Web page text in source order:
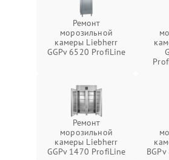
Ремонт
морозильной
камеры Liebherr
GGPv 6520 ProfiLine
Ремонт
морозильной
камеры Liebherr
GGPv 1470 ProfiLine